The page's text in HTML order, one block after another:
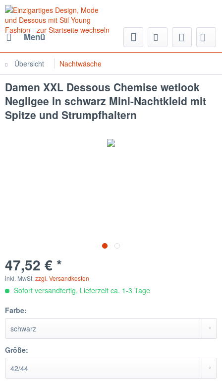
Menü
Übersicht Nachtwäsche
Damen XXL Dessous Chemise wetlook
Negligee in schwarz Mini-Nachtkleid mit
Spitze und Strumpfhaltern
47,52 € *
inkl. MwSt. zzgl. Versandkosten
Sofort versandfertig, Lieferzeit ca. 1-3 Tage
Farbe:
Größe: